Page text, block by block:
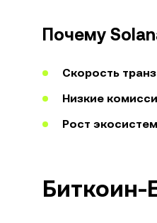
Почему
Скорость
Низкие
Рост
Биткоин-